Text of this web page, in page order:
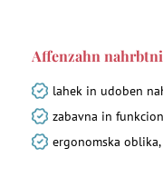
Affenzahn
lahek in udoben
zabavna in
ergonomska